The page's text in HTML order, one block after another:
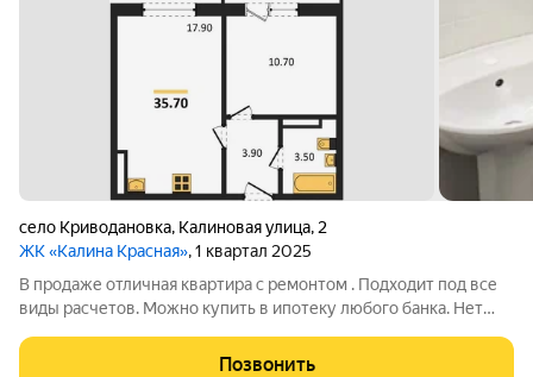
село Криводановка, Калиновая улица, 2
ЖК «Калина Красная», 1 квартал 2025
В продаже отличная квартира с ремонтом . Подходит под все
виды расчетов. Можно купить в ипотеку любого банка. Нет
Позвонить